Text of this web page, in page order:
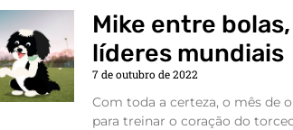
Mike entre
líderes mundiais
7 de outubro de 2022
Com toda a certeza, o mês de
para treinar o coração do